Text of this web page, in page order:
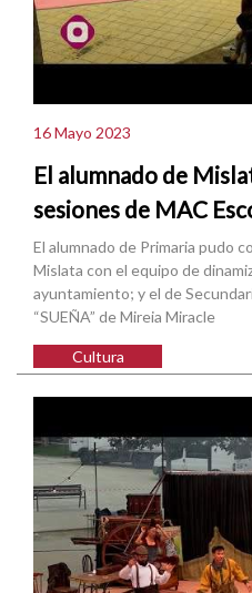
16 Mayo 2023
El alumnado de
sesiones de MAC
El alumnado de Primaria pudo
Mislata con el equipo de
ayuntamiento; y el de
“SUEÑA” de Mireia Miracle
Cultura